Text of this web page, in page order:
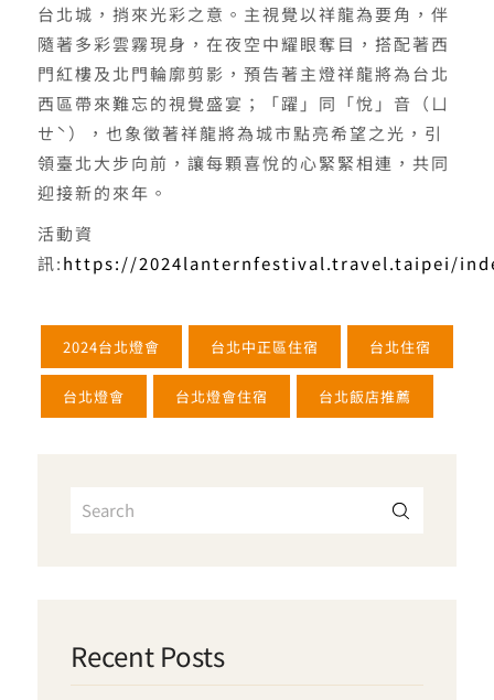
台北城，捎來光彩之意。主視覺以祥龍為要角，伴
隨著多彩雲霧現身，在夜空中耀眼奪目，搭配著西
門紅樓及北門輪廓剪影，預告著主燈祥龍將為台北
西區帶來難忘的視覺盛宴；「躍」同「悅」音（ㄩ
ㄝˋ），也象徵著祥龍將為城市點亮希望之光，引
領臺北大步向前，讓每顆喜悅的心緊緊相連，共同
迎接新的來年。
活動資
訊:https://2024lanternfestival.travel.taipei/
2024台北燈會 台北中正區住宿 台北住宿
台北燈會 台北燈會住宿 台北飯店推薦
Recent Posts